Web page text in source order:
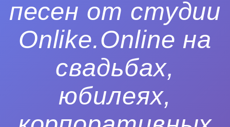
песен от студии
Onlike.Online на
свадьбах,
юбилеях,